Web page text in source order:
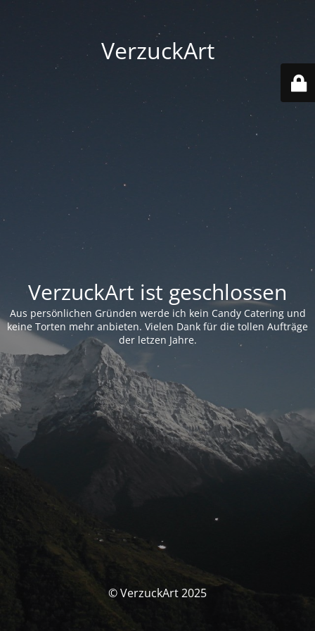
VerzuckArt
VerzuckArt ist geschlossen
Aus persönlichen Gründen werde ich kein Candy Catering und
keine Torten mehr anbieten. Vielen Dank für die tollen Aufträge
der letzen Jahre.
© VerzuckArt 2025